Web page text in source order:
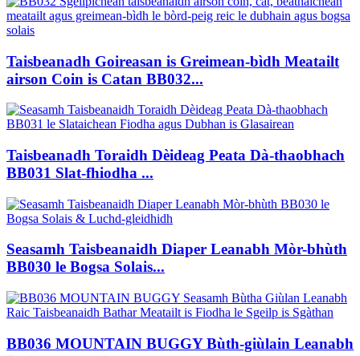
Taisbeanadh Goireasan is Greimean-bìdh Meatailt
airson Coin is Catan BB032...
Taisbeanadh Toraidh Dèideag Peata Dà-thaobhach
BB031 Slat-fhiodha ...
Seasamh Taisbeanaidh Diaper Leanabh Mòr-bhùth
BB030 le Bogsa Solais...
BB036 MOUNTAIN BUGGY Bùth-giùlain Leanabh